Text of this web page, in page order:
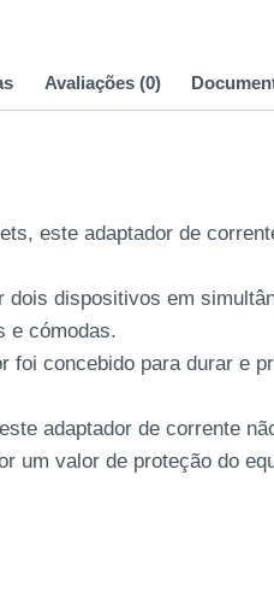
Avaliações (0)
este adaptador de
dispositivos em
e cómodas.
foi concebido para durar e
adaptador de corrente
um valor de proteção do